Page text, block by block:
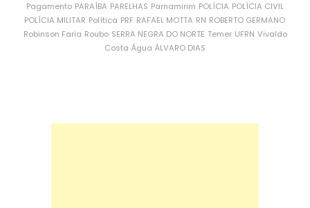
Pagamento PARAÍBA PARELHAS Parnamirim POLÍCIA POLÍCIA CIVIL
POLÍCIA MILITAR Política PRF RAFAEL MOTTA RN ROBERTO GERMANO
Robinson Faria Roubo SERRA NEGRA DO NORTE Temer UFRN Vivaldo
Costa Água ÁLVARO DIAS